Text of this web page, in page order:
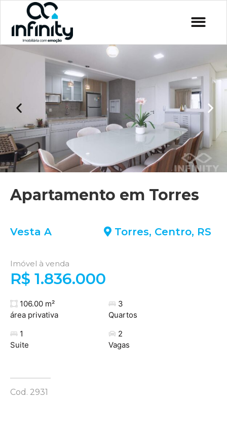
Apartamento em Torres
Vesta A Torres, Centro, RS
Imóvel à venda
R$ 1.836.000
106.00 m²
área privativa
3
Quartos
1
Suite
2
Vagas
Cod. 2931